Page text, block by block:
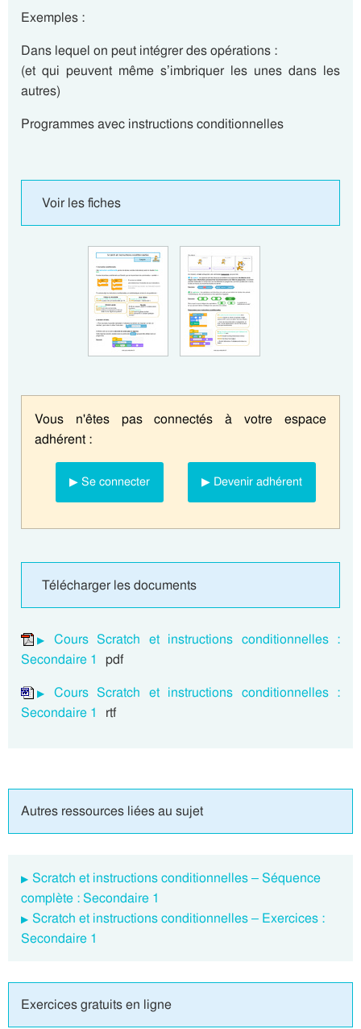
Exemples :
Dans lequel on peut intégrer des opérations :
(et qui peuvent même s’imbriquer les unes dans les
autres)
Programmes avec instructions conditionnelles
Voir les fiches
Vous n'êtes pas connectés à votre espace
adhérent :
▶ Se connecter ▶ Devenir adhérent
Télécharger les documents
Cours Scratch et instructions conditionnelles :
Secondaire 1
pdf
Cours Scratch et instructions conditionnelles :
Secondaire 1
rtf
Autres ressources liées au sujet
Scratch et instructions conditionnelles – Séquence
complète : Secondaire 1
Scratch et instructions conditionnelles – Exercices :
Secondaire 1
Exercices gratuits en ligne